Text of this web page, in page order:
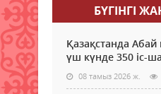
БҮГІНГI
Қазақстанда Абай
үш күнде 350 іс-
08 тамыз 2026 ж.